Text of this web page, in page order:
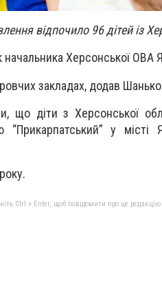
відпочило 96 дітей із
начальника Херсонської ОВА
закладах, додав
що діти з Херсонської
у місті
Ctrl + Enter, щоб повідомити про це редакцію